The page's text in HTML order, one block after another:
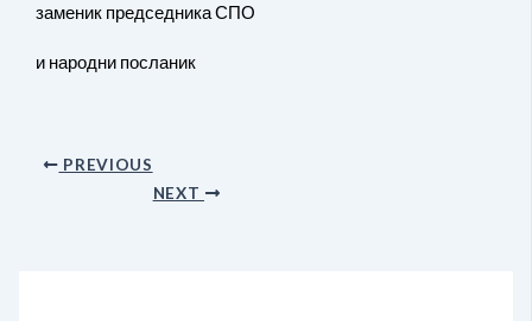
заменик председника СПО
и народни посланик
PREVIOUS
NEXT